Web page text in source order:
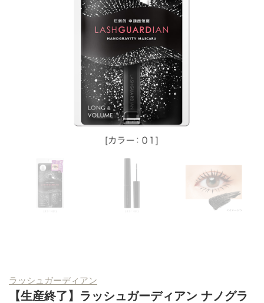
ラッシュガーディアン
【生産終了】ラッシュガーディアン ナノグラ